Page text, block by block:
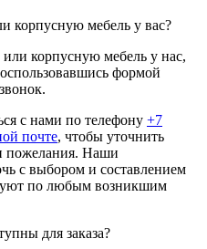
корпусную мебель у вас?
корпусную мебель у нас,
формой
с нами по телефону +7
почте, чтобы уточнить
пожелания. Наши
с выбором и составлением
по любым возникшим
для заказа?